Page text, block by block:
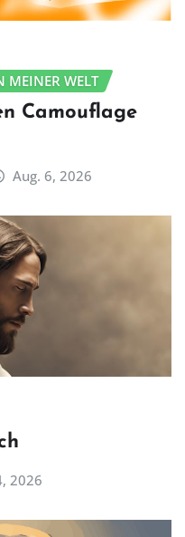
MEINER WELT
Camouflage
Aug. 6, 2026
2026